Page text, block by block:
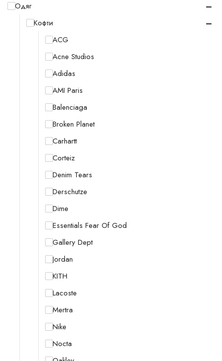
Одяг −
Кофти −
ACG
Acne Studios
Adidas
AMI Paris
Balenciaga
Broken Planet
Carhartt
Corteiz
Denim Tears
Derschutze
Dime
Essentials Fear Of God
Gallery Dept
Jordan
KITH
Lacoste
Mertra
Nike
Nocta